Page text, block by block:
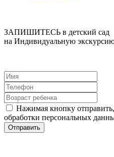
ЗАПИШИТЕСЬ в детский сад
на Индивидуальную
Нажимая кнопку
обработки персональных